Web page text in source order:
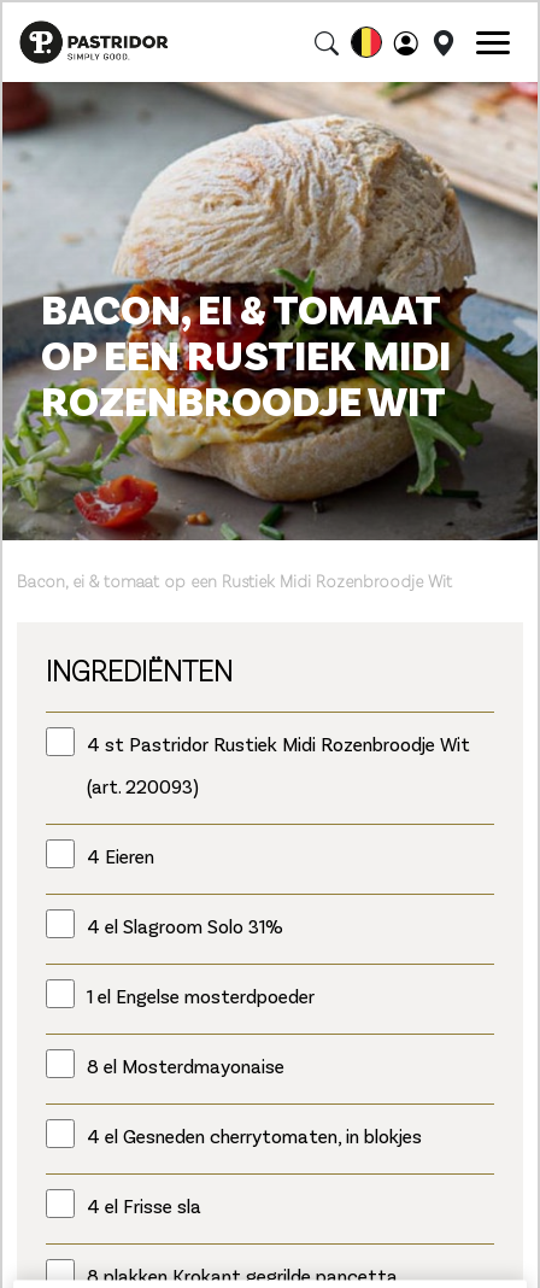
BACON, EI & TOMAAT
OP EEN RUSTIEK MIDI
ROZENBROODJE WIT
Bacon, ei & tomaat op een Rustiek Midi Rozenbroodje Wit
INGREDIËNTEN
4 st Pastridor Rustiek Midi Rozenbroodje Wit
(art. 220093)
4 Eieren
4 el Slagroom Solo 31%
1 el Engelse mosterdpoeder
8 el Mosterdmayonaise
4 el Gesneden cherrytomaten, in blokjes
4 el Frisse sla
8 plakken Krokant gegrilde pancetta